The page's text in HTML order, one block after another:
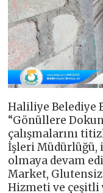
Haliliye Belediye
“Gönüllere
çalışmalarını
İşleri Müdürlüğü,
olmaya devam
Market, Glutensiz
Hizmeti ve çeşitli